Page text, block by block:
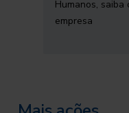
Humanos,
empresa